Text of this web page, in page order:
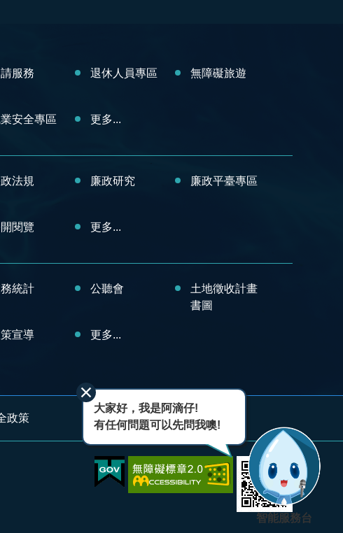
服務 退休人員專區 無障礙旅遊
安全專區 更多...
法規 廉政研究 廉政平臺專區
閱覽 更多...
統計 公聽會
土地徵收計畫
書圖
宣導 更多...
政策
大家好，我是阿滴仔!
有任何問題可以先問我噢!
智能服務台